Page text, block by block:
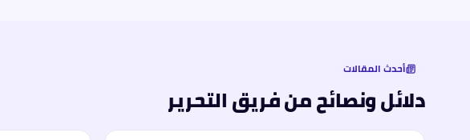
أحدث المقالات
دلائل ونصائح من فريق التحرير